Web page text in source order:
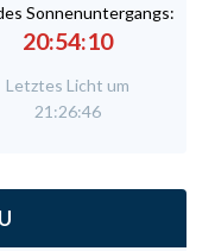
Sonnenuntergangs:
20:54:10
Letztes Licht um
21:26:46